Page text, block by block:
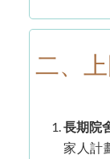
二、
長期院
家人計